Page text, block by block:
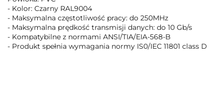
- Kolor: Czarny RAL9004
- Maksymalna częstotliwość pracy: do 250MHz
- Maksymalna prędkość transmisji danych: do 10 Gb/s
- Kompatybilne z normami ANSI/TIA/EIA-568-B
- Produkt spełnia wymagania normy IS0/IEC 11801 class D